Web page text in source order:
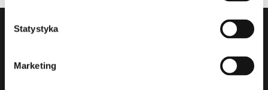
Statystyka
Marketing